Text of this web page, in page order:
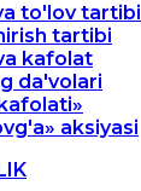
to'lov tartibi
tartibi
kafolat
da'volari
aksiyasi